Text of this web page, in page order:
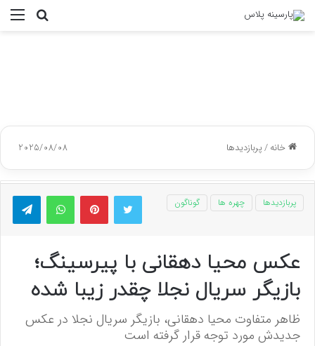
جستجو
خانه/پربازدیدها 2025/08/08
توییتر پینتریستواتس آپ
پربازدیدها چهره ها گوناگون
عکس محیا دهقانی با پیرسینگ؛
بازیگر سریال نجلا چقدر زیبا شده
ظاهر متفاوت محیا دهقانی، بازیگر سریال نجلا در عکس
جدیدش مورد توجه قرار گرفته است